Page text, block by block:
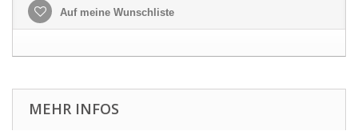
Auf meine Wunschliste
MEHR INFOS